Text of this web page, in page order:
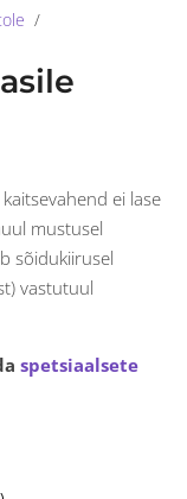
/
ei lase
mustusel
sõidukiirusel
vastutuul
spetsiaalsete